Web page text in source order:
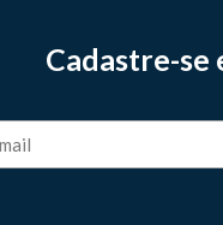
Cadastre-se